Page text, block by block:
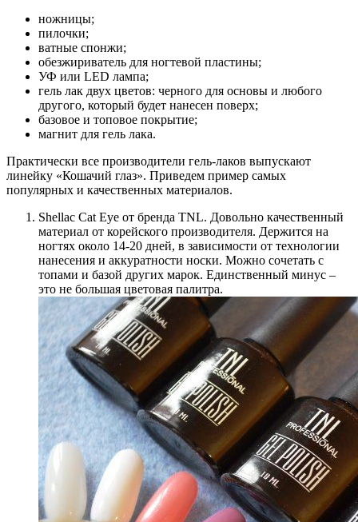
ножницы;
пилочки;
ватные спонжи;
обезжириватель для ногтевой пластины;
УФ или LED лампа;
гель лак двух цветов: черного для основы и любого
другого, который будет нанесен поверх;
базовое и топовое покрытие;
магнит для гель лака.
Практически все производители гель-лаков выпускают
линейку «Кошачий глаз». Приведем пример самых
популярных и качественных материалов.
Shellac Cat Eye от бренда TNL. Довольно качественный
материал от корейского производителя. Держится на
ногтях около 14-20 дней, в зависимости от технологии
нанесения и аккуратности носки. Можно сочетать с
топами и базой других марок. Единственный минус –
это не большая цветовая палитра.